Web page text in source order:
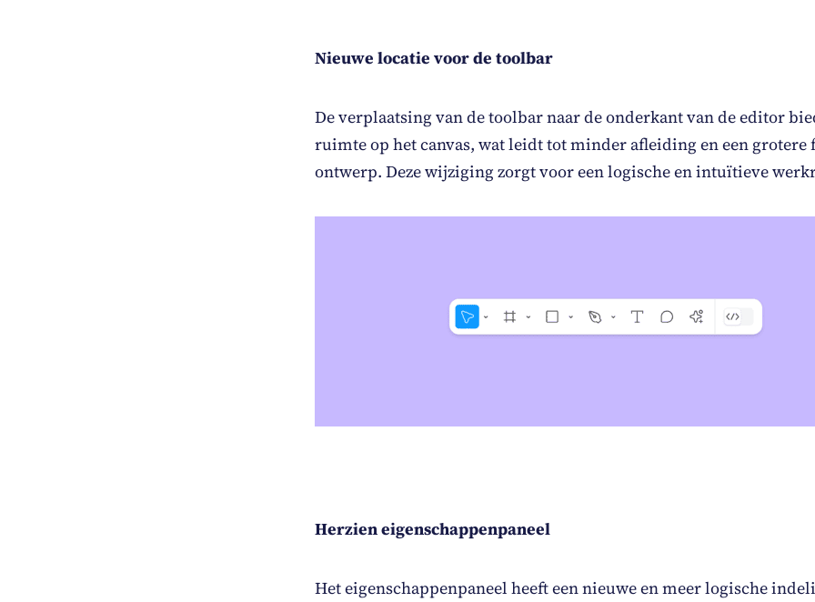
Nieuwe locatie voor de toolbar
De verplaatsing van de toolbar naar de onderkant van de editor
ruimte op het canvas, wat leidt tot minder afleiding en een grotere
ontwerp. Deze wijziging zorgt voor een logische en intuïtieve
Herzien eigenschappenpaneel
Het eigenschappenpaneel heeft een nieuwe en meer logische